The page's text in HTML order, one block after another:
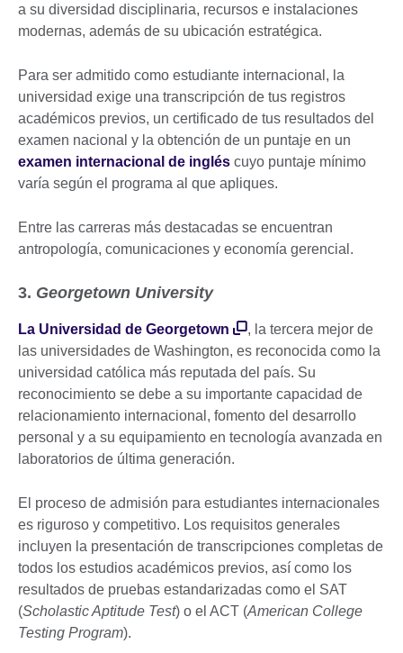
a su diversidad disciplinaria, recursos e instalaciones
modernas, además de su ubicación estratégica.
Para ser admitido como estudiante internacional, la
universidad exige una transcripción de tus registros
académicos previos, un certificado de tus resultados del
examen nacional y la obtención de un puntaje en un
examen internacional de inglés cuyo puntaje mínimo
varía según el programa al que apliques.
Entre las carreras más destacadas se encuentran
antropología, comunicaciones y economía gerencial.
3. Georgetown University
La Universidad de Georgetown
, la tercera mejor de
las universidades de Washington, es reconocida como la
universidad católica más reputada del país. Su
reconocimiento se debe a su importante capacidad de
relacionamiento internacional, fomento del desarrollo
personal y a su equipamiento en tecnología avanzada en
laboratorios de última generación.
El proceso de admisión para estudiantes internacionales
es riguroso y competitivo. Los requisitos generales
incluyen la presentación de transcripciones completas de
todos los estudios académicos previos, así como los
resultados de pruebas estandarizadas como el SAT
(Scholastic Aptitude Test) o el ACT (American College
Testing Program).